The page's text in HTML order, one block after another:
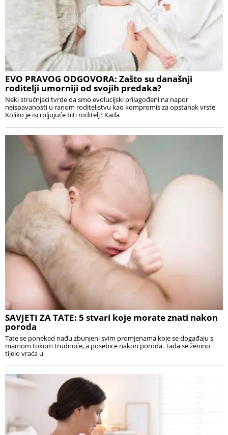
EVO PRAVOG ODGOVORA: Zašto su današnji
roditelji umorniji od svojih predaka?
Neki stručnjaci tvrde da smo evolucijski prilagođeni na napor
neispavanosti u ranom roditeljstvu kao kompromis za opstanak vrste
Koliko je iscrpljujuće biti roditelj? Kada
SAVJETI ZA TATE: 5 stvari koje morate znati nakon
poroda
Tate se ponekad nađu zbunjeni svim promjenama koje se događaju s
mamom tokom trudnoće, a posebice nakon poroda. Tada se ženino
tijelo vraća u